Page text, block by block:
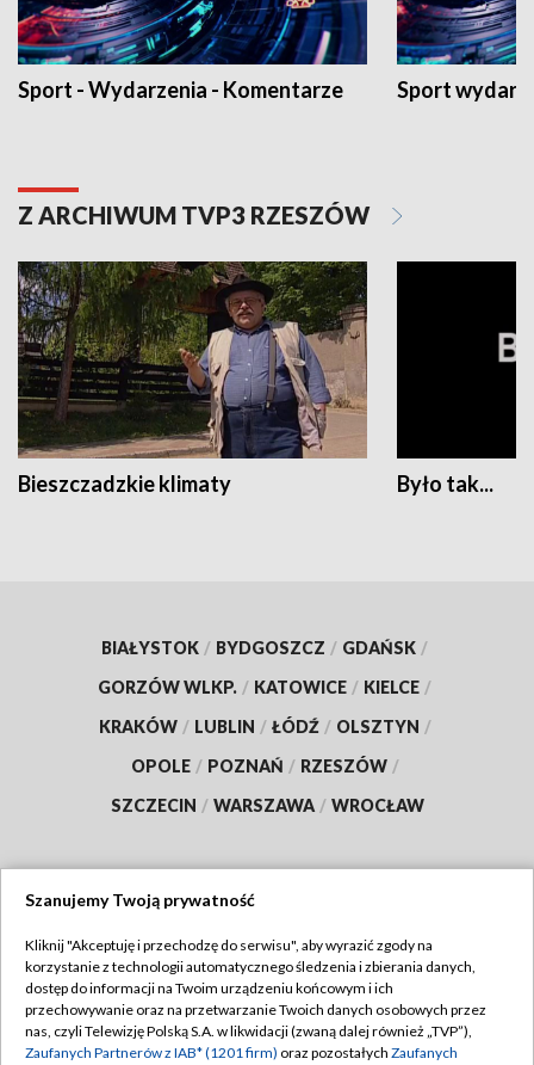
Sport - Wydarzenia - Komentarze Sport
Z ARCHIWUM TVP3 RZESZÓW
Bieszczadzkie klimaty Było tak...
BIAŁYSTOK / BYDGOSZCZ / GDAŃSK /
GORZÓW WLKP. / KATOWICE / KIELCE /
KRAKÓW / LUBLIN / ŁÓDŹ / OLSZTYN /
OPOLE / POZNAŃ / RZESZÓW /
SZCZECIN / WARSZAWA / WROCŁAW
TVP
Abonament TVP
Emisja w TVP
Regulamin TVP
Polityka prywatności
Szanujemy Twoją prywatność
Kliknij "Akceptuję i przechodzę do serwisu", aby wyrazić zgody na
korzystanie z technologii automatycznego śledzenia i zbierania danych,
dostęp do informacji na Twoim urządzeniu końcowym i ich
przechowywanie oraz na przetwarzanie Twoich danych osobowych przez
nas, czyli Telewizję Polską S.A. w likwidacji (zwaną dalej również „TVP”),
Zaufanych Partnerów z IAB* (1201 firm) oraz pozostałych Zaufanych